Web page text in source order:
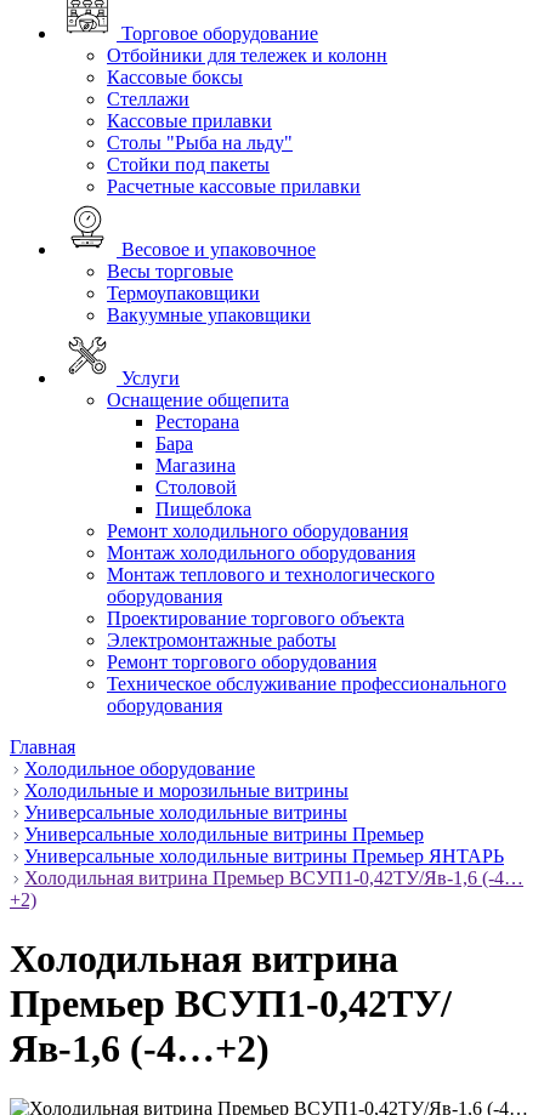
Торговое оборудование
Отбойники для тележек и колонн
Кассовые боксы
Стеллажи
Кассовые прилавки
Столы "Рыба на льду"
Стойки под пакеты
Расчетные кассовые прилавки
Весовое и упаковочное
Весы торговые
Термоупаковщики
Вакуумные упаковщики
Услуги
Оснащение общепита
Ресторана
Бара
Магазина
Столовой
Пищеблока
Ремонт холодильного оборудования
Монтаж холодильного оборудования
Монтаж теплового и технологического
оборудования
Проектирование торгового объекта
Электромонтажные работы
Ремонт торгового оборудования
Техническое обслуживание профессионального
оборудования
Главная
Холодильное оборудование
Холодильные и морозильные витрины
Универсальные холодильные витрины
Универсальные холодильные витрины Премьер
Универсальные холодильные витрины Премьер ЯНТАРЬ
Холодильная витрина Премьер ВСУП1-0,42ТУ/Яв-1,6 (-4…
+2)
Холодильная витрина
Премьер ВСУП1-0,42ТУ/
Яв-1,6 (-4…+2)